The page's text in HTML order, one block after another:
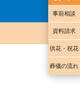
事前相談
資料請求
供花・祝花
葬儀の流れ